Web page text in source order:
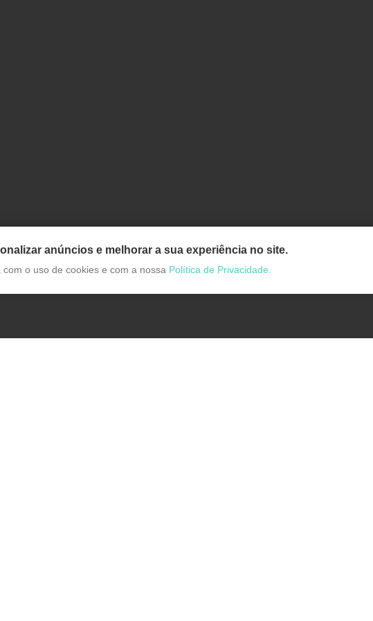
anúncios e melhorar a sua experiência no site.
o uso de cookies e com a nossa Política de Privacidade.